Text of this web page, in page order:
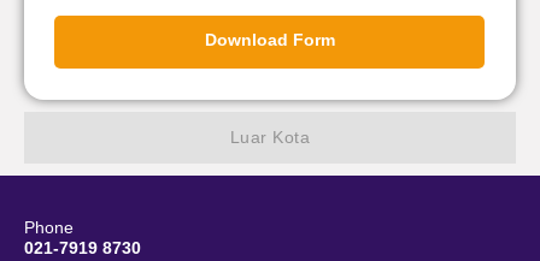
Luar Kota
Download Form
Phone
021-7919 8730